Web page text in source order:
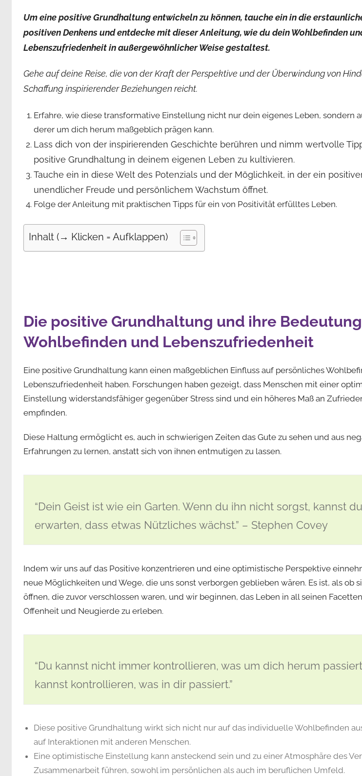
Um eine positive Grundhaltung entwickeln zu können, tauche ein in die
positiven Denkens und entdecke mit dieser Anleitung, wie du dein Wohlbefinden
Lebenszufriedenheit in außergewöhnlicher Weise gestaltest.
Gehe auf deine Reise, die von der Kraft der Perspektive und der Überwindung von
Schaffung inspirierender Beziehungen reicht.
Erfahre, wie diese transformative Einstellung nicht nur dein eigenes Leben, sondern
derer um dich herum maßgeblich prägen kann.
Lass dich von der inspirierenden Geschichte berühren und nimm wertvolle
positive Grundhaltung in deinem eigenen Leben zu kultivieren.
Tauche ein in diese Welt des Potenzials und der Möglichkeit, in der ein
unendlicher Freude und persönlichem Wachstum öffnet.
Folge der Anleitung mit praktischen Tipps für ein von Positivität erfülltes Leben.
Inhalt (→ Klicken = Aufklappen)
Die positive Grundhaltung und ihre
Wohlbefinden und Lebenszufriedenheit
Eine positive Grundhaltung kann einen maßgeblichen Einfluss auf persönliches
Lebenszufriedenheit haben. Forschungen haben gezeigt, dass Menschen mit einer
Einstellung widerstandsfähiger gegenüber Stress sind und ein höheres Maß an
empfinden.
Diese Haltung ermöglicht es, auch in schwierigen Zeiten das Gute zu sehen und aus
Erfahrungen zu lernen, anstatt sich von ihnen entmutigen zu lassen.
“Dein Geist ist wie ein Garten. Wenn du ihn nicht sorgst, kannst
erwarten, dass etwas Nützliches wächst.” – Stephen Covey
Indem wir uns auf das Positive konzentrieren und eine optimistische Perspektive
neue Möglichkeiten und Wege, die uns sonst verborgen geblieben wären. Es ist, als ob
öffnen, die zuvor verschlossen waren, und wir beginnen, das Leben in all seinen
Offenheit und Neugierde zu erleben.
“Du kannst nicht immer kontrollieren, was um dich herum
kannst kontrollieren, was in dir passiert.”
Diese positive Grundhaltung wirkt sich nicht nur auf das individuelle Wohlbefinden
auf Interaktionen mit anderen Menschen.
Eine optimistische Einstellung kann ansteckend sein und zu einer Atmosphäre des
Zusammenarbeit führen, sowohl im persönlichen als auch im beruflichen Umfeld.